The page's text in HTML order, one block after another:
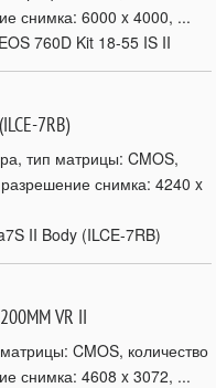
снимка: 6000 x 4000, ...
760D Kit 18-55 IS II
7RB)
тип матрицы: CMOS,
снимка: 4240 x
II Body (ILCE-7RB)
VR II
CMOS, количество
снимка: 4608 x 3072, ...